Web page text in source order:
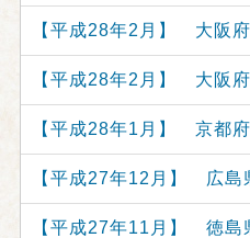
【平成28年2月】 大阪
【平成28年2月】 大阪
【平成28年1月】 京都
【平成27年12月】 広
【平成27年11月】 徳